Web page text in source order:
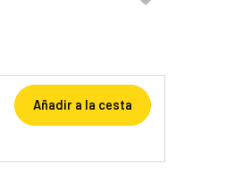
Añadir a la cesta